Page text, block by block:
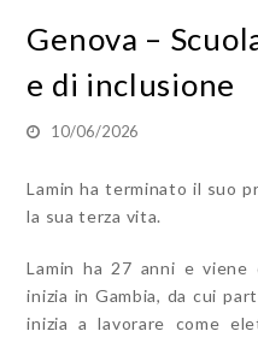
Genova –
e di inclusione
10/06/2026
Lamin ha terminato il suo
la sua terza vita.
Lamin ha 27 anni e viene
inizia in Gambia, da cui
inizia a lavorare come